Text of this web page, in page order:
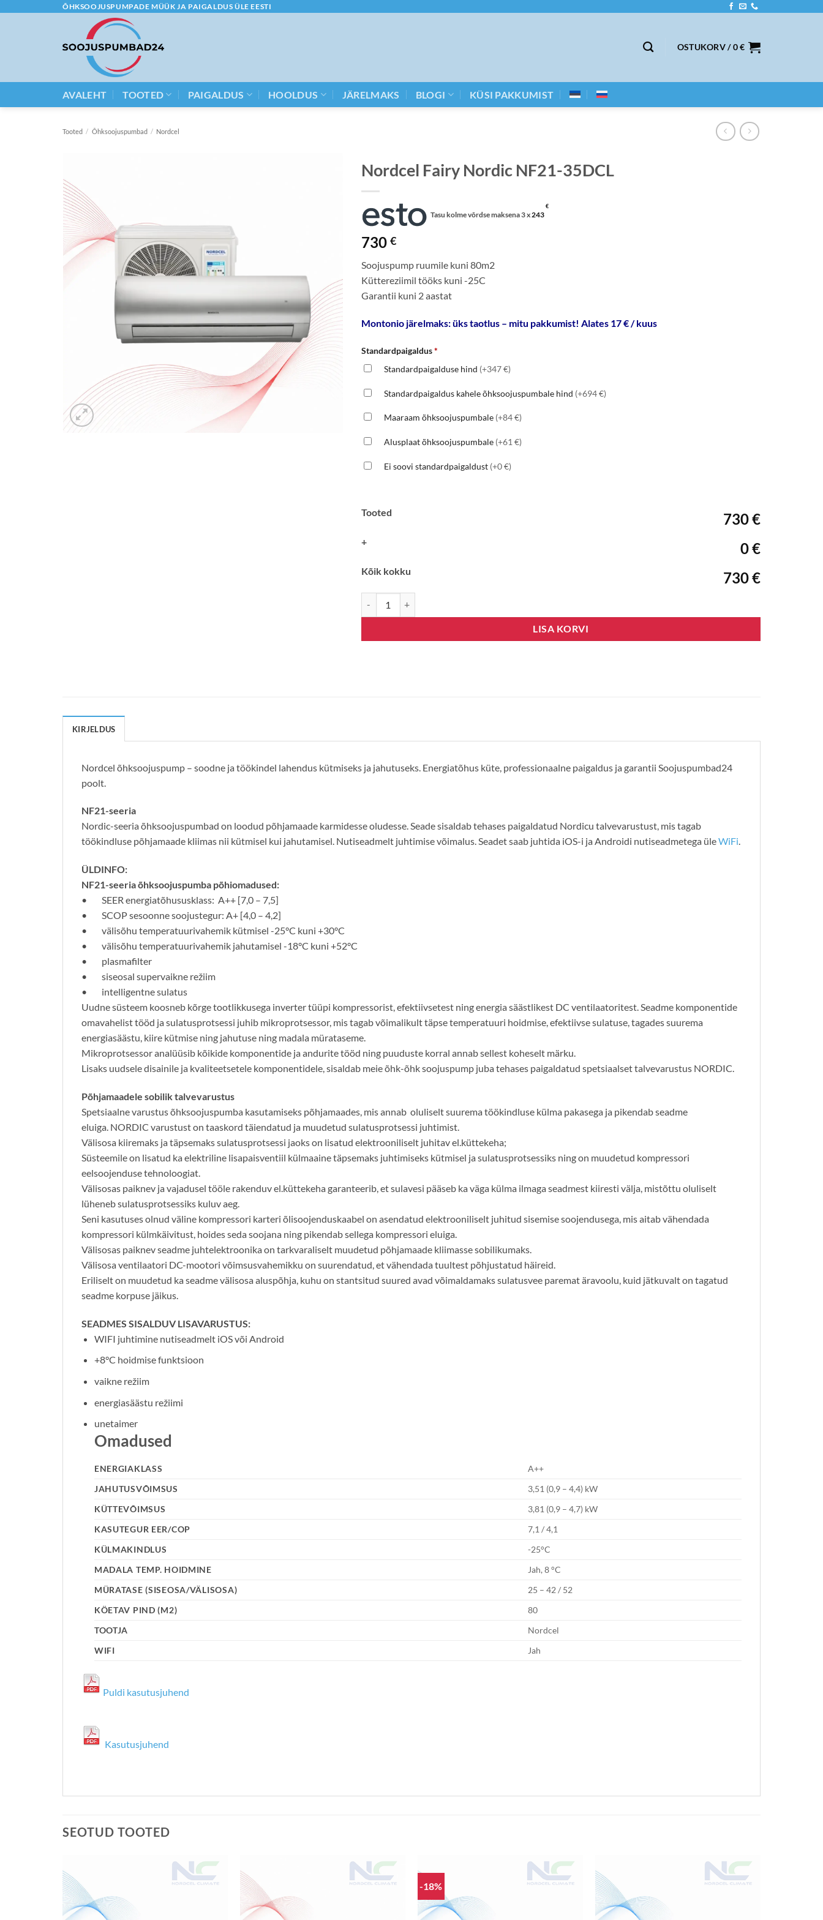
ÕHKSOOJUSPUMPADE MÜÜK JA PAIGALDUS ÜLE EESTI
OSTUKORV /0€
AVALEHT TOOTED PAIGALDUS HOOLDUS JÄRELMAKS BLOGI KÜSI PAKKUMIST
Tooted / Õhksoojuspumbad / Nordcel
Nordcel Fairy Nordic NF21-35DCL
Tasu kolme võrdse maksena 3 x 243
€
730 €
Soojuspump ruumile kuni 80m2
Küttereziimil tööks kuni -25C
Garantii kuni 2 aastat
Montonio järelmaks: üks taotlus – mitu pakkumist! Alates 17 € / kuus
Standardpaigaldus *
Standardpaigalduse hind (+347 €)
Standardpaigaldus kahele õhksoojuspumbale hind (+694 €)
Maaraam õhksoojuspumbale (+84 €)
Alusplaat õhksoojuspumbale (+61 €)
Ei soovi standardpaigaldust (+0 €)
Tooted 730 €
+ 0 €
Kõik kokku 730 €
LISA KORVI
KIRJELDUS
Nordcel õhksoojuspump – soodne ja töökindel lahendus kütmiseks ja jahutuseks. Energiatõhus küte, professionaalne paigaldus ja garantii Soojuspumbad24
poolt.
NF21-seeria
Nordic-seeria õhksoojuspumbad on loodud põhjamaade karmidesse oludesse. Seade sisaldab tehases paigaldatud Nordicu talvevarustust, mis tagab
töökindluse põhjamaade kliimas nii kütmisel kui jahutamisel. Nutiseadmelt juhtimise võimalus. Seadet saab juhtida iOS-i ja Androidi nutiseadmetega üleWiFi.
ÜLDINFO:
NF21-seeria õhksoojuspumba põhiomadused:
• SEER energiatõhususklass: A++ [7,0 – 7,5]
• SCOP sesoonne soojustegur: A+ [4,0 – 4,2]
• välisõhu temperatuurivahemik kütmisel -25°C kuni +30°C
• välisõhu temperatuurivahemik jahutamisel -18°C kuni +52°C
• plasmafilter
• siseosal supervaikne režiim
• intelligentne sulatus
Uudne süsteem koosneb kõrge tootlikkusega inverter tüüpi kompressorist, efektiivsetest ning energia säästlikest DC ventilaatoritest. Seadme komponentide
omavahelist tööd ja sulatusprotsessi juhib mikroprotsessor, mis tagab võimalikult täpse temperatuuri hoidmise, efektiivse sulatuse, tagades suurema
energiasäästu, kiire kütmise ning jahutuse ning madala mürataseme.
​Mikroprotsessor analüüsib kõikide komponentide ja andurite tööd ning puuduste korral annab sellest koheselt märku.
Lisaks uudsele disainile ja kvaliteetsetele komponentidele, sisaldab meie õhk-õhk soojuspump juba tehases paigaldatud spetsiaalset talvevarustus NORDIC.
Põhjamaadele sobilik talvevarustus
Spetsiaalne varustus õhksoojuspumba kasutamiseks põhjamaades, mis annab oluliselt suurema töökindluse külma pakasega ja pikendab seadme
eluiga. NORDIC varustust on taaskord täiendatud ja muudetud sulatusprotsessi juhtimist.
Välisosa kiiremaks ja täpsemaks sulatusprotsessi jaoks on lisatud elektrooniliselt juhitav el.küttekeha;
Süsteemile on lisatud ka elektriline lisapaisventiil külmaaine täpsemaks juhtimiseks kütmisel ja sulatusprotsessiks ning on muudetud kompressori
eelsoojenduse tehnoloogiat.
Välisosas paiknev ja vajadusel tööle rakenduv el.küttekeha garanteerib, et sulavesi pääseb ka väga külma ilmaga seadmest kiiresti välja, mistõttu oluliselt
lüheneb sulatusprotsessiks kuluv aeg.
Seni kasutuses olnud väline kompressori karteri õlisoojenduskaabel on asendatud elektrooniliselt juhitud sisemise soojendusega, mis aitab vähendada
kompressori külmkäivitust, hoides seda soojana ning pikendab sellega kompressori eluiga.
Välisosas paiknev seadme juhtelektroonika on tarkvaraliselt muudetud põhjamaade kliimasse sobilikumaks.
Välisosa ventilaatori DC-mootori võimsusvahemikku on suurendatud, et vähendada tuultest põhjustatud häireid.
Eriliselt on muudetud ka seadme välisosa aluspõhja, kuhu on stantsitud suured avad võimaldamaks sulatusvee paremat äravoolu, kuid jätkuvalt on tagatud
seadme korpuse jäikus.
SEADMES SISALDUV LISAVARUSTUS:
WIFI juhtimine nutiseadmelt iOS või Android
+8°C hoidmise funktsioon
vaikne režiim
energiasäästu režiimi
unetaimer
Omadused
ENERGIAKLASS
A++
JAHUTUSVÕIMSUS
3,51 (0,9 – 4,4) kW
KÜTTEVÕIMSUS
3,81 (0,9 – 4,7) kW
KASUTEGUR EER/COP
7,1 / 4,1
KÜLMAKINDLUS
-25°C
MADALA TEMP. HOIDMINE
Jah, 8 °C
MÜRATASE (SISEOSA/VÄLISOSA)
25 – 42 / 52
KÖETAV PIND (M2)
80
TOOTJA
Nordcel
WIFI
Jah
Puldi kasutusjuhend
Kasutusjuhend
SEOTUD TOOTED
-18%